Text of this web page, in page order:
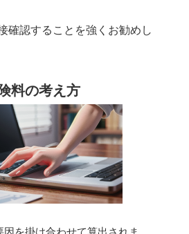
確認することを強くお勧めし
料の考え方